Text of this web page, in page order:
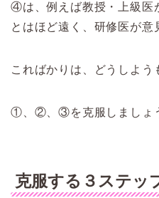
④は、例えば教授・上級医
とはほど遠く、研修医が意
こればかりは、どうしよう
①、②、③を克服しましょ
克服する３ステッ